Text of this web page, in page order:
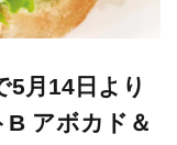
5月14日より
B アボカド＆